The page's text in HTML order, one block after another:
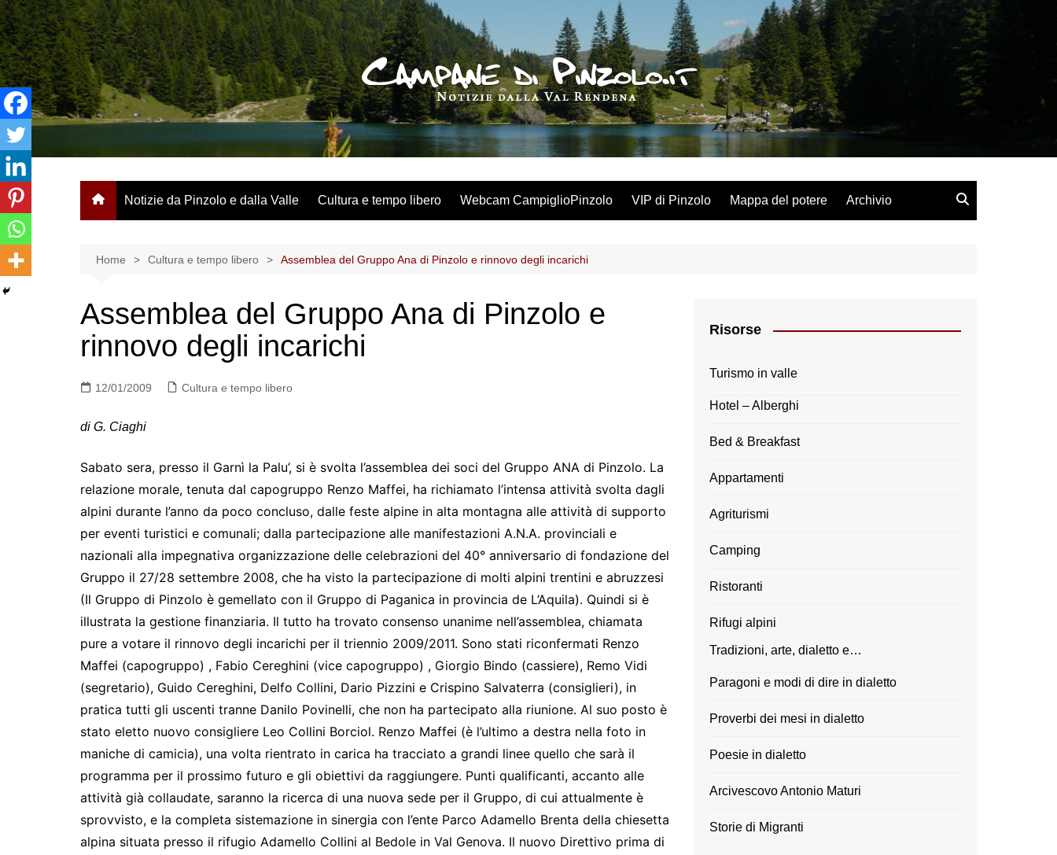
Salta
al
contenuto
Notizie da Pinzolo e dalla Valle Cultura e tempo libero Webcam CampiglioPinzolo VIP di Pinzolo Mappa del potere Archivio
Home Cultura e tempo libero Assemblea del Gruppo Ana di Pinzolo e rinnovo degli incarichi
Assemblea del Gruppo Ana di Pinzolo e
rinnovo degli incarichi
12/01/2009 Cultura e tempo libero
di G. Ciaghi
Sabato sera, presso il Garnì la Palu’, si è svolta l’assemblea dei soci del Gruppo ANA di Pinzolo. La
relazione morale, tenuta dal capogruppo Renzo Maffei, ha richiamato l’intensa attività svolta dagli
alpini durante l’anno da poco concluso, dalle feste alpine in alta montagna alle attività di supporto
per eventi turistici e comunali; dalla partecipazione alle manifestazioni A.N.A. provinciali e
nazionali alla impegnativa organizzazione delle celebrazioni del 40° anniversario di fondazione del
Gruppo il 27/28 settembre 2008, che ha visto la partecipazione di molti alpini trentini e abruzzesi
(Il Gruppo di Pinzolo è gemellato con il Gruppo di Paganica in provincia de L’Aquila). Quindi si è
illustrata la gestione finanziaria. Il tutto ha trovato consenso unanime nell’assemblea, chiamata
pure a votare il rinnovo degli incarichi per il triennio 2009/2011. Sono stati riconfermati Renzo
Maffei (capogruppo) , Fabio Cereghini (vice capogruppo) , Giorgio Bindo (cassiere), Remo Vidi
(segretario), Guido Cereghini, Delfo Collini, Dario Pizzini e Crispino Salvaterra (consiglieri), in
pratica tutti gli uscenti tranne Danilo Povinelli, che non ha partecipato alla riunione. Al suo posto è
stato eletto nuovo consigliere Leo Collini Borciol. Renzo Maffei (è l’ultimo a destra nella foto in
maniche di camicia), una volta rientrato in carica ha tracciato a grandi linee quello che sarà il
programma per il prossimo futuro e gli obiettivi da raggiungere. Punti qualificanti, accanto alle
attività già collaudate, saranno la ricerca di una nuova sede per il Gruppo, di cui attualmente è
sprovvisto, e la completa sistemazione in sinergia con l’ente Parco Adamello Brenta della chiesetta
alpina situata presso il rifugio Adamello Collini al Bedole in Val Genova. Il nuovo Direttivo prima di
Risorse
Turismo in valle
Hotel – Alberghi
Bed & Breakfast
Appartamenti
Agriturismi
Camping
Ristoranti
Rifugi alpini
Tradizioni, arte, dialetto e…
Paragoni e modi di dire in dialetto
Proverbi dei mesi in dialetto
Poesie in dialetto
Arcivescovo Antonio Maturi
Storie di Migranti